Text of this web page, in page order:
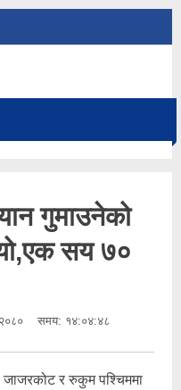
गुमाउनेको
सय ७०
समय: १४:०४:४८
जाजरकोट र रुकुम पश्चिममा